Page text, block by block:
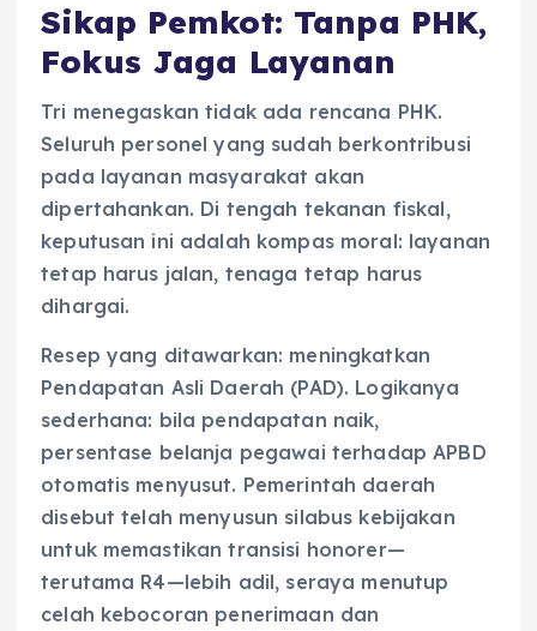
Sikap Pemkot: Tanpa PHK,
Fokus Jaga Layanan
Tri menegaskan tidak ada rencana PHK.
Seluruh personel yang sudah berkontribusi
pada layanan masyarakat akan
dipertahankan. Di tengah tekanan fiskal,
keputusan ini adalah kompas moral: layanan
tetap harus jalan, tenaga tetap harus
dihargai.
Resep yang ditawarkan: meningkatkan
Pendapatan Asli Daerah (PAD). Logikanya
sederhana: bila pendapatan naik,
persentase belanja pegawai terhadap APBD
otomatis menyusut. Pemerintah daerah
disebut telah menyusun silabus kebijakan
untuk memastikan transisi honorer—
terutama R4—lebih adil, seraya menutup
celah kebocoran penerimaan dan